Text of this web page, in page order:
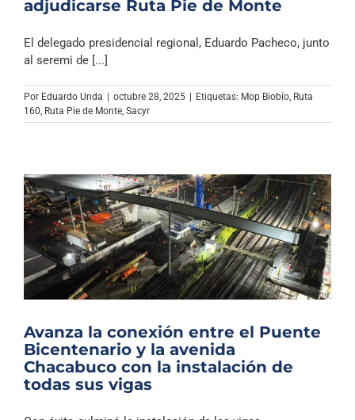
adjudicarse Ruta Pie de Monte
El delegado presidencial regional, Eduardo Pacheco, junto
al seremi de [...]
Por Eduardo Unda | octubre 28, 2025 | Etiquetas: Mop Biobío Ruta
160 Ruta Pie de Monte Sacyr
Avanza la conexión entre el Puente
Bicentenario y la avenida
Chacabuco con la instalación de
todas sus vigas